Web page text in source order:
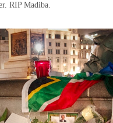
RIP Madiba.